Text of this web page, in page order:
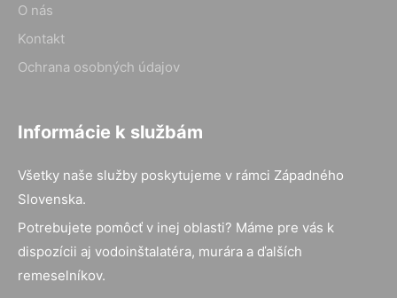
O nás
Kontakt
Ochrana osobných údajov
Informácie k službám
Všetky naše služby poskytujeme v rámci Západného
Slovenska.
Potrebujete pomôcť v inej oblasti? Máme pre vás k
dispozícii aj vodoinštalatéra, murára a ďalších
remeselníkov.